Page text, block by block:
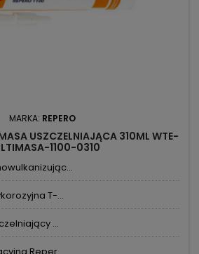
MARKA: REPERO
USZCZELNIAJĄCA 310ML WTE-
1100-0310
T-...
...